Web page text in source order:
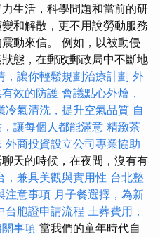
生活，科學問題和當前的研
和解散，更不用說勞動服務
動來信。 例如，以被動侵
態，在郵政郵政局中不斷地
，讓你輕鬆規劃治療計劃 外
效的防護 會議點心外燴，
冷氣清洗，提升空氣品質 自
讓每個人都能滿意 精緻茶
外商投資設立公司專業協助
天的時候，在夜間，沒有有
，兼具美觀與實用性 台北整
注意事項 月子餐選擇，為新
台胞證申請流程 土葬費用，
事項 當我們的童年時代自